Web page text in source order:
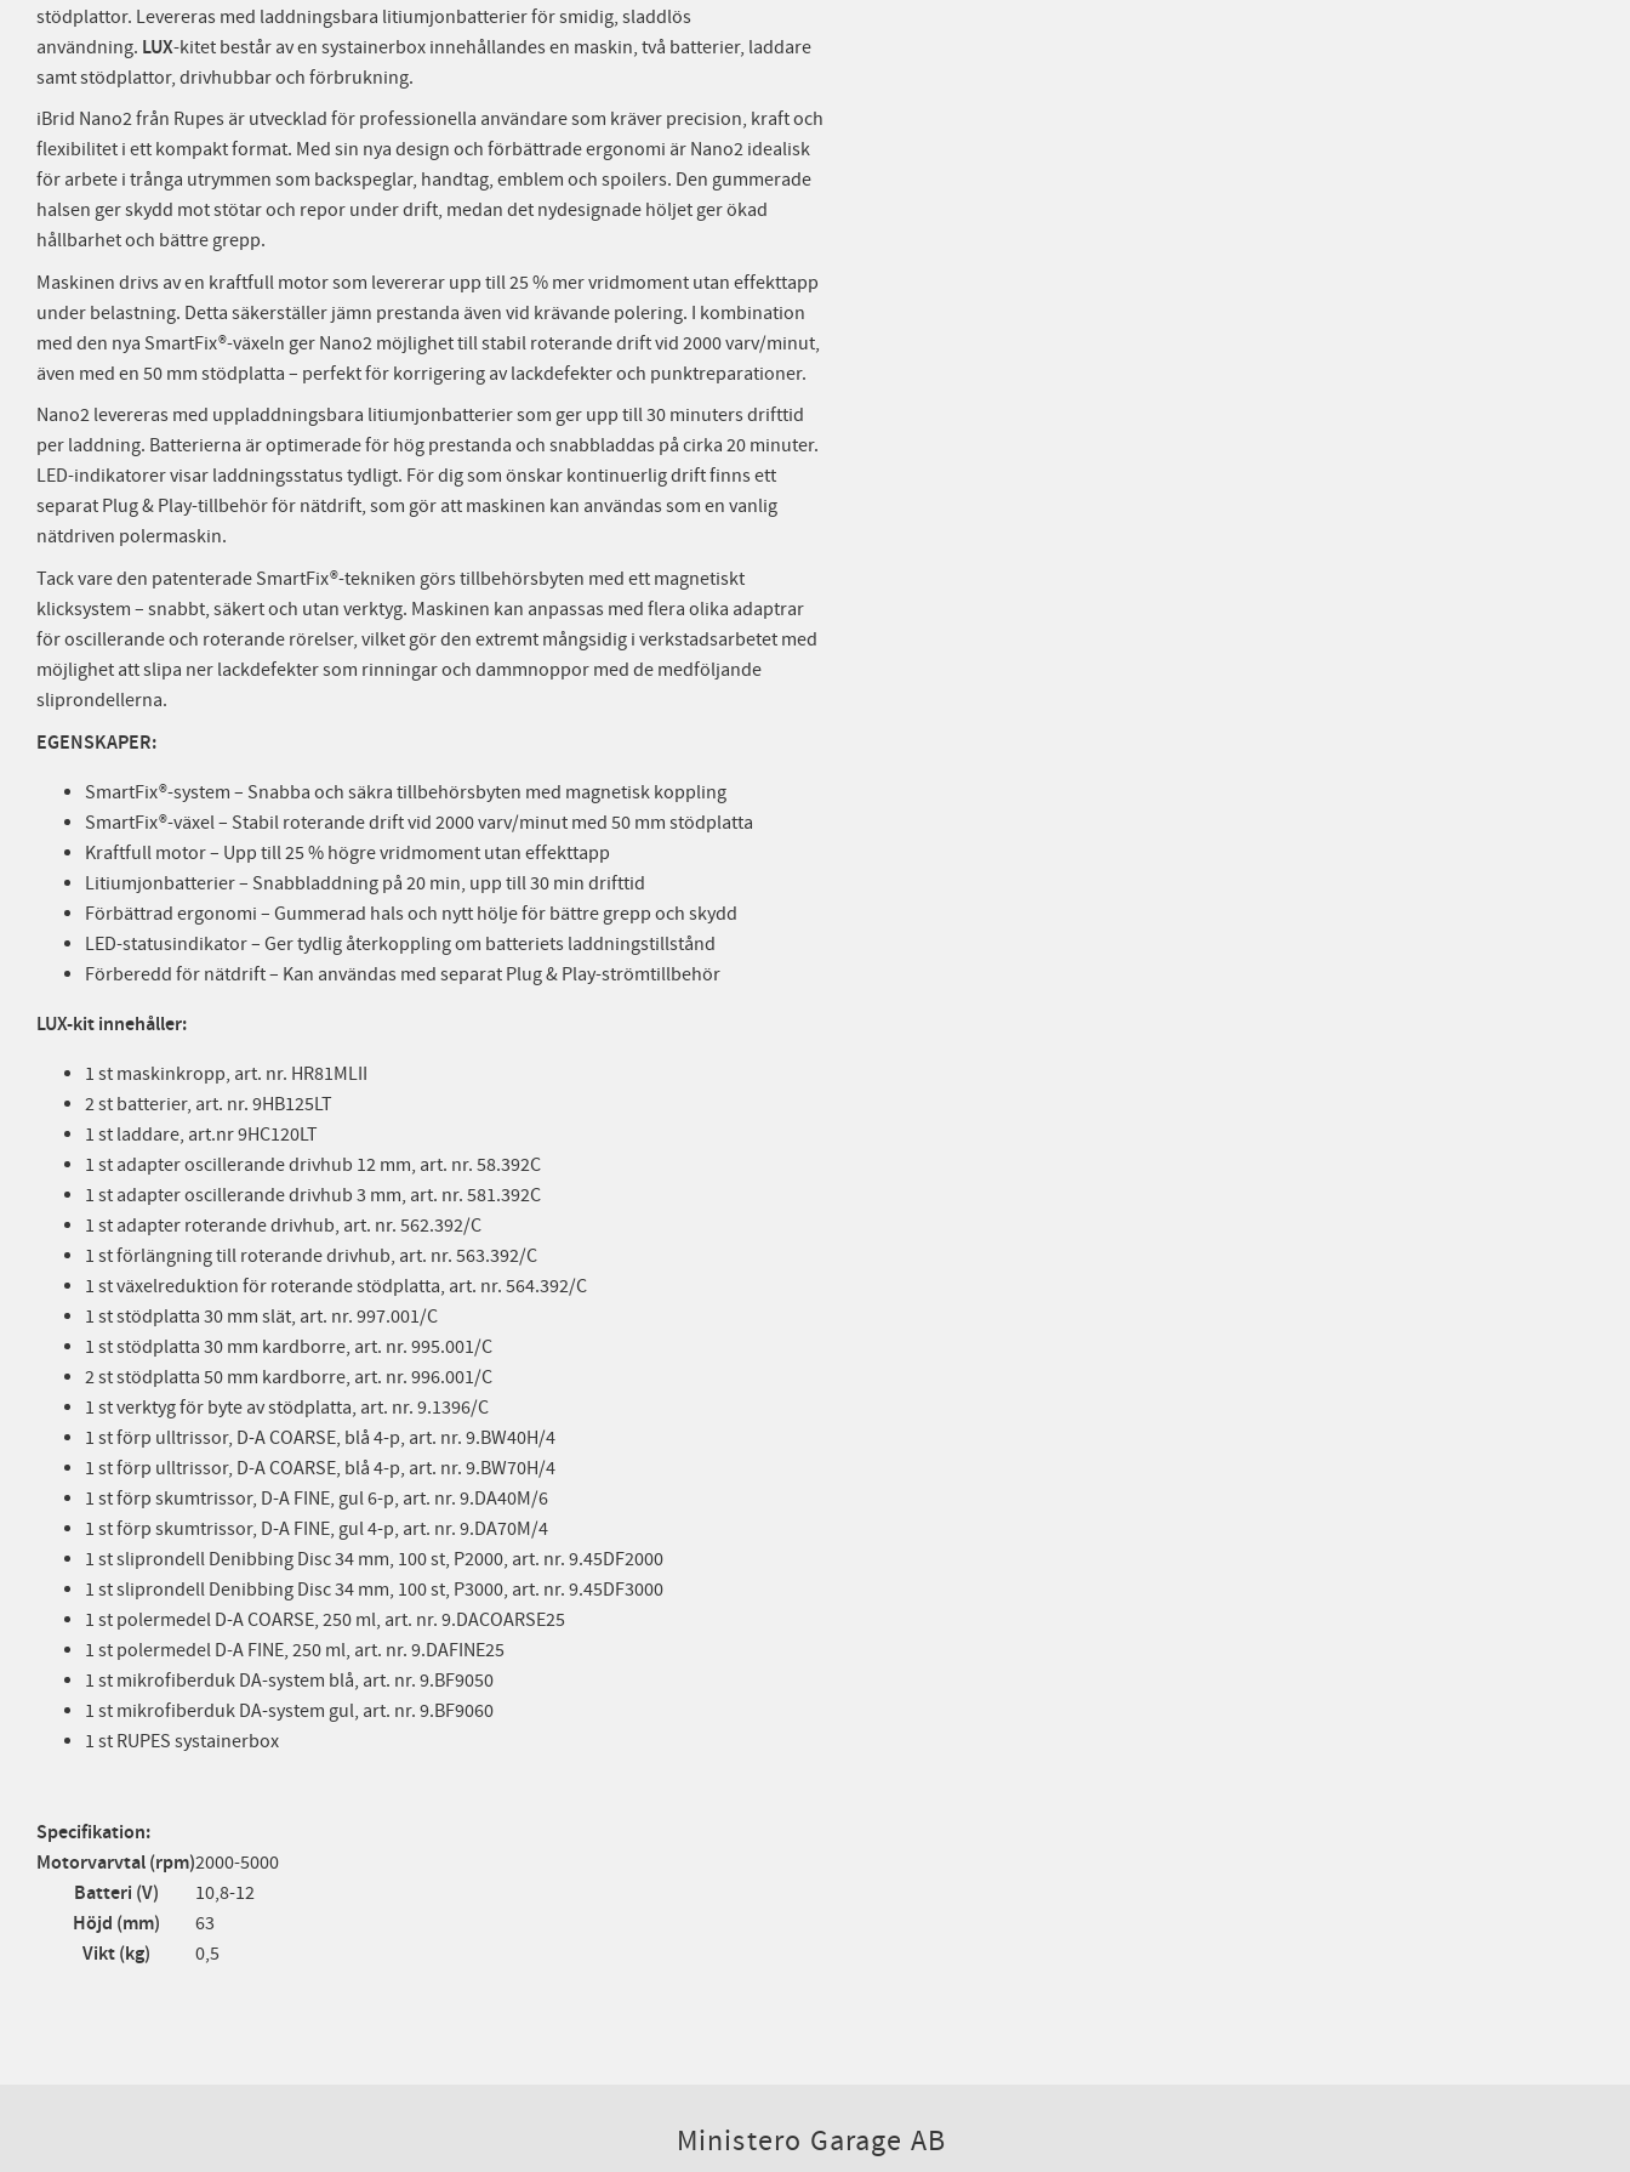
stödplattor. Levereras med laddningsbara litiumjonbatterier för smidig, sladdlös
användning. LUX-kitet består av en systainerbox innehållandes en maskin, två batterier, laddare
samt stödplattor, drivhubbar och förbrukning.
iBrid Nano2 från Rupes är utvecklad för professionella användare som kräver precision, kraft och
flexibilitet i ett kompakt format. Med sin nya design och förbättrade ergonomi är Nano2 idealisk
för arbete i trånga utrymmen som backspeglar, handtag, emblem och spoilers. Den gummerade
halsen ger skydd mot stötar och repor under drift, medan det nydesignade höljet ger ökad
hållbarhet och bättre grepp.
Maskinen drivs av en kraftfull motor som levererar upp till 25 % mer vridmoment utan effekttapp
under belastning. Detta säkerställer jämn prestanda även vid krävande polering. I kombination
med den nya SmartFix®-växeln ger Nano2 möjlighet till stabil roterande drift vid 2000 varv/minut,
även med en 50 mm stödplatta – perfekt för korrigering av lackdefekter och punktreparationer.
Nano2 levereras med uppladdningsbara litiumjonbatterier som ger upp till 30 minuters drifttid
per laddning. Batterierna är optimerade för hög prestanda och snabbladdas på cirka 20 minuter.
LED-indikatorer visar laddningsstatus tydligt. För dig som önskar kontinuerlig drift finns ett
separat Plug & Play-tillbehör för nätdrift, som gör att maskinen kan användas som en vanlig
nätdriven polermaskin.
Tack vare den patenterade SmartFix®-tekniken görs tillbehörsbyten med ett magnetiskt
klicksystem – snabbt, säkert och utan verktyg. Maskinen kan anpassas med flera olika adaptrar
för oscillerande och roterande rörelser, vilket gör den extremt mångsidig i verkstadsarbetet med
möjlighet att slipa ner lackdefekter som rinningar och dammnoppor med de medföljande
sliprondellerna.
EGENSKAPER:
SmartFix®-system – Snabba och säkra tillbehörsbyten med magnetisk koppling
SmartFix®-växel – Stabil roterande drift vid 2000 varv/minut med 50 mm stödplatta
Kraftfull motor – Upp till 25 % högre vridmoment utan effekttapp
Litiumjonbatterier – Snabbladdning på 20 min, upp till 30 min drifttid
Förbättrad ergonomi – Gummerad hals och nytt hölje för bättre grepp och skydd
LED-statusindikator – Ger tydlig återkoppling om batteriets laddningstillstånd
Förberedd för nätdrift – Kan användas med separat Plug & Play-strömtillbehör
LUX-kit innehåller:
1 st maskinkropp, art. nr. HR81MLII
2 st batterier, art. nr. 9HB125LT
1 st laddare, art.nr 9HC120LT
1 st adapter oscillerande drivhub 12 mm, art. nr. 58.392C
1 st adapter oscillerande drivhub 3 mm, art. nr. 581.392C
1 st adapter roterande drivhub, art. nr. 562.392/C
1 st förlängning till roterande drivhub, art. nr. 563.392/C
1 st växelreduktion för roterande stödplatta, art. nr. 564.392/C
1 st stödplatta 30 mm slät, art. nr. 997.001/C
1 st stödplatta 30 mm kardborre, art. nr. 995.001/C
2 st stödplatta 50 mm kardborre, art. nr. 996.001/C
1 st verktyg för byte av stödplatta, art. nr. 9.1396/C
1 st förp ulltrissor, D-A COARSE, blå 4-p, art. nr. 9.BW40H/4
1 st förp ulltrissor, D-A COARSE, blå 4-p, art. nr. 9.BW70H/4
1 st förp skumtrissor, D-A FINE, gul 6-p, art. nr. 9.DA40M/6
1 st förp skumtrissor, D-A FINE, gul 4-p, art. nr. 9.DA70M/4
1 st sliprondell Denibbing Disc 34 mm, 100 st, P2000, art. nr. 9.45DF2000
1 st sliprondell Denibbing Disc 34 mm, 100 st, P3000, art. nr. 9.45DF3000
1 st polermedel D-A COARSE, 250 ml, art. nr. 9.DACOARSE25
1 st polermedel D-A FINE, 250 ml, art. nr. 9.DAFINE25
1 st mikrofiberduk DA-system blå, art. nr. 9.BF9050
1 st mikrofiberduk DA-system gul, art. nr. 9.BF9060
1 st RUPES systainerbox
Specifikation:
Motorvarvtal (rpm)2000-5000
Batteri (V) 10,8-12
Höjd (mm) 63
Vikt (kg) 0,5
Ministero Garage AB